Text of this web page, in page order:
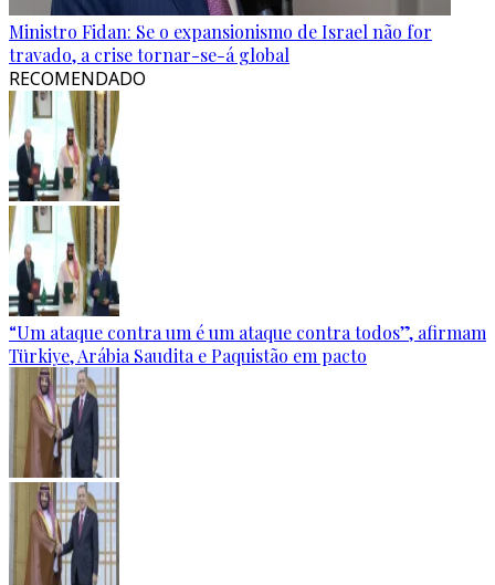
Ministro Fidan: Se o expansionismo de Israel não for
travado, a crise tornar-se-á global
RECOMENDADO
“Um ataque contra um é um ataque contra todos”, afirmam
Türkiye, Arábia Saudita e Paquistão em pacto